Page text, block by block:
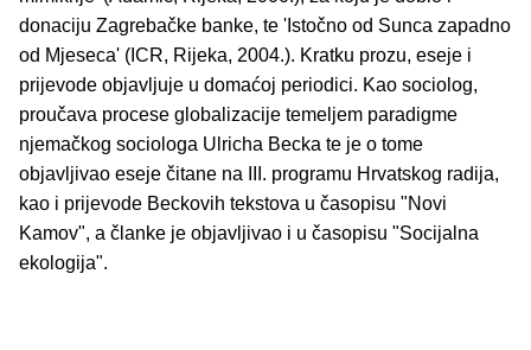
donaciju Zagrebačke banke, te 'Istočno od Sunca zapadno
od Mjeseca' (ICR, Rijeka, 2004.). Kratku prozu, eseje i
prijevode objavljuje u domaćoj periodici. Kao sociolog,
proučava procese globalizacije temeljem paradigme
njemačkog sociologa Ulricha Becka te je o tome
objavljivao eseje čitane na III. programu Hrvatskog radija,
kao i prijevode Beckovih tekstova u časopisu "Novi
Kamov", a članke je objavljivao i u časopisu "Socijalna
ekologija".